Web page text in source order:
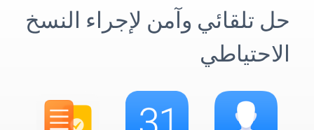
حل تلقائي وآمن لإجراء النسخ
الاحتياطي